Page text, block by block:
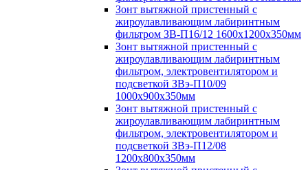
Зонт вытяжной пристенный с
жироулавливающим лабиринтным
фильтром ЗВ-П16/12 1600х1200х350мм
Зонт вытяжной пристенный с
жироулавливающим лабиринтным
фильтром, электровентилятором и
подсветкой ЗВэ-П10/09
1000х900х350мм
Зонт вытяжной пристенный с
жироулавливающим лабиринтным
фильтром, электровентилятором и
подсветкой ЗВэ-П12/08
1200х800х350мм